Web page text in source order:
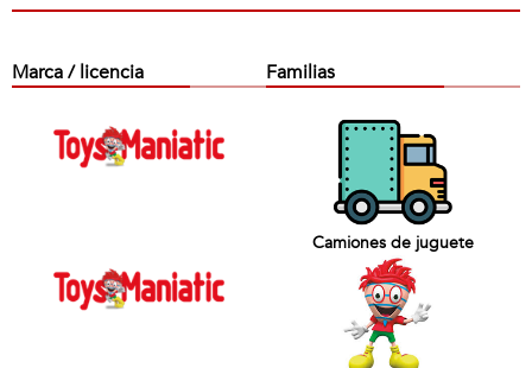
Marca / licencia Familias
Camiones de juguete